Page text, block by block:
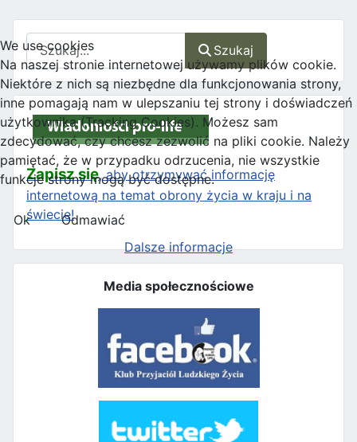
Szukaj
Szukaj
Zapisz się, aby otrzymywać informację
internetową na temat obrony życia w kraju i na
świecie!
Media społecznościowe
We use cookies
Na naszej stronie internetowej używamy plików cookie.
Niektóre z nich są niezbędne dla funkcjonowania strony,
inne pomagają nam w ulepszaniu tej strony i doświadczeń
użytkownika (Tracking Cookies). Możesz sam
zdecydować, czy chcesz zezwolić na pliki cookie. Należy
pamiętać, że w przypadku odrzucenia, nie wszystkie
funkcje strony mogą być dostępne.
Ok
Odmawiać
Dalsze informacje